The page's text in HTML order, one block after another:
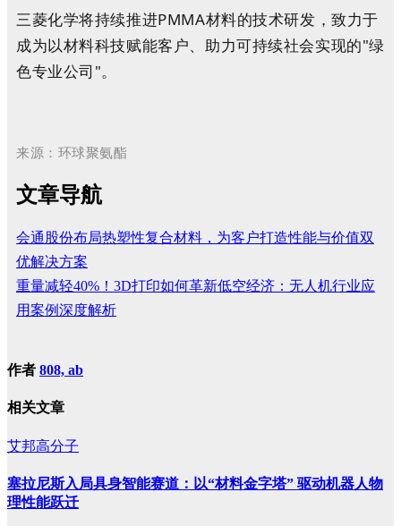
三菱化学将持续推进PMMA材料的技术研发，致力于
成为以材料科技赋能客户、助力可持续社会实现的"绿
色专业公司"。
来源：环球聚氨酯
文章导航
会通股份布局热塑性复合材料，为客户打造性能与价值双
优解决方案
重量减轻40%！3D打印如何革新低空经济：无人机行业应
用案例深度解析
作者 808, ab
相关文章
艾邦高分子
塞拉尼斯入局具身智能赛道：以“材料金字塔” 驱动机器人物
理性能跃迁